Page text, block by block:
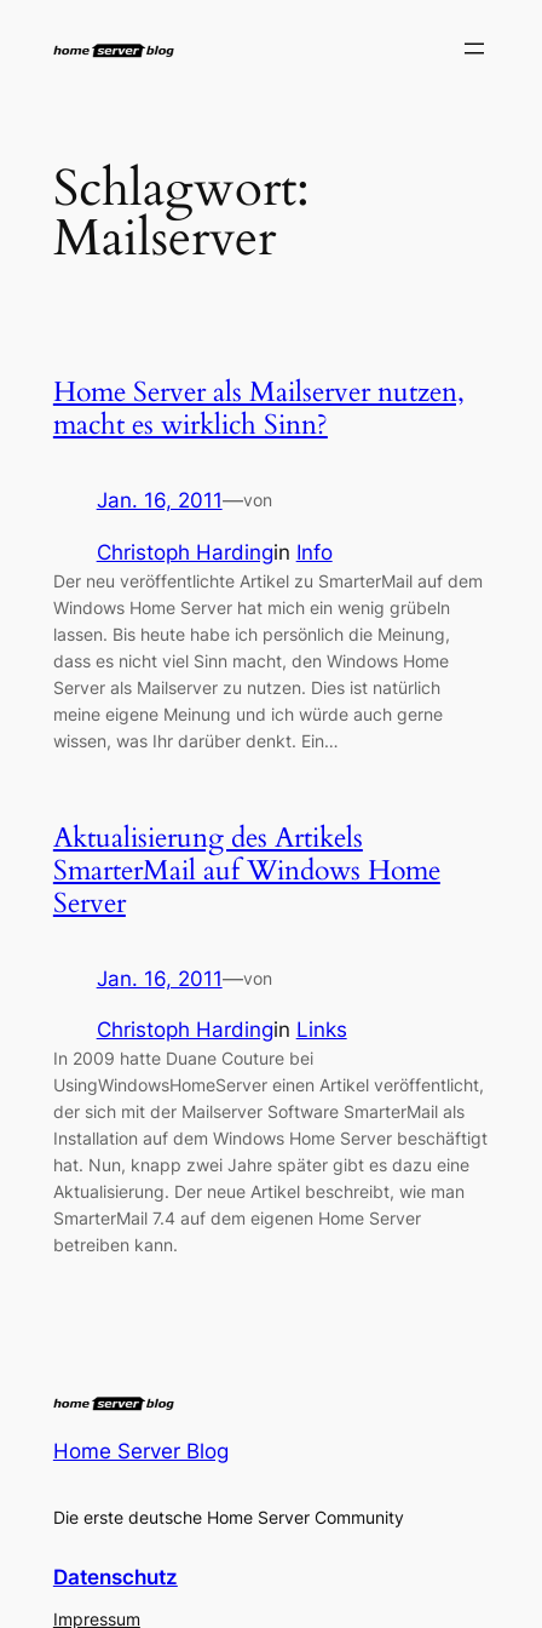
Inhalt
Schlagwort:
Mailserver
Home Server als Mailserver nutzen,
macht es wirklich Sinn?
Jan. 16, 2011—von
Christoph Hardingin Info
Der neu veröffentlichte Artikel zu SmarterMail auf dem
Windows Home Server hat mich ein wenig grübeln
lassen. Bis heute habe ich persönlich die Meinung,
dass es nicht viel Sinn macht, den Windows Home
Server als Mailserver zu nutzen. Dies ist natürlich
meine eigene Meinung und ich würde auch gerne
wissen, was Ihr darüber denkt. Ein…
Aktualisierung des Artikels
SmarterMail auf Windows Home
Server
Jan. 16, 2011—von
Christoph Hardingin Links
In 2009 hatte Duane Couture bei
UsingWindowsHomeServer einen Artikel veröffentlicht,
der sich mit der Mailserver Software SmarterMail als
Installation auf dem Windows Home Server beschäftigt
hat. Nun, knapp zwei Jahre später gibt es dazu eine
Aktualisierung. Der neue Artikel beschreibt, wie man
SmarterMail 7.4 auf dem eigenen Home Server
betreiben kann.
Home Server Blog
Die erste deutsche Home Server Community
Datenschutz
Impressum